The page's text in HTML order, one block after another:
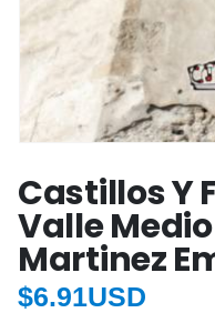
Castillos Y
Valle
Martinez
$6.91USD